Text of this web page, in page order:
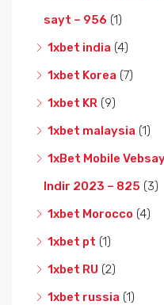
sayt – 956 (1)
1xbet india (4)
1xbet Korea (7)
1xbet KR (9)
1xbet malaysia (1)
1xBet Mobile
Indir 2023 – 825 (3)
1xbet Morocco (4)
1xbet pt (1)
1xbet RU (2)
1xbet russia (1)